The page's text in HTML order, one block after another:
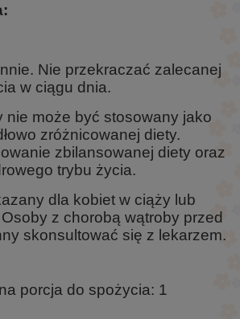
Nie przekraczać zalecanej
w ciągu dnia.
nie może być stosowany jako
zróżnicowanej diety.
zbilansowanej diety oraz
trybu życia.
dla kobiet w ciąży lub
z chorobą wątroby przed
skonsultować się z lekarzem.
porcja do spożycia: 1